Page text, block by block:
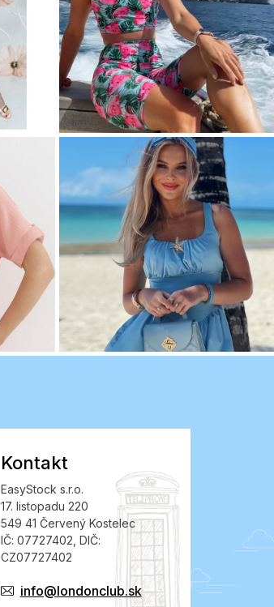
Kontakt
EasyStock s.r.o.
17. listopadu 220
549 41 Červený Kostelec
IČ: 07727402, DIČ:
CZ07727402
info@londonclub.sk